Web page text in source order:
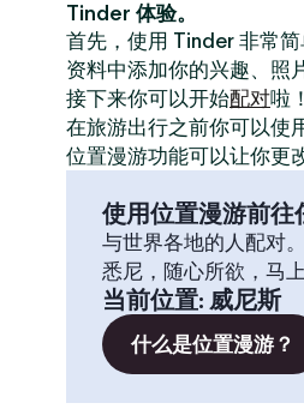
Tinder 体验。
首先，使用 Tinder 非常
资料中添加你的兴趣、照
接下来你可以开始配对啦！
在旅游出行之前你可以使
位置漫游功能可以让你更
使用位置漫游前往
与世界各地的人配对
悉尼，随心所欲，马
当前位置: 威尼斯
什么是位置漫游？